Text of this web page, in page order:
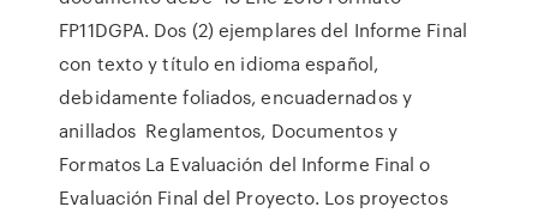
FP11DGPA. Dos (2) ejemplares del Informe Final
con texto y título en idioma español,
debidamente foliados, encuadernados y
anillados Reglamentos, Documentos y
Formatos La Evaluación del Informe Final o
Evaluación Final del Proyecto. Los proyectos